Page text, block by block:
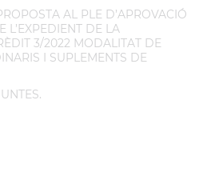
AL PLE D’APROVACIÓ
L’EXPEDIENT DE LA
3/2022 MODALITAT DE
I SUPLEMENTS DE